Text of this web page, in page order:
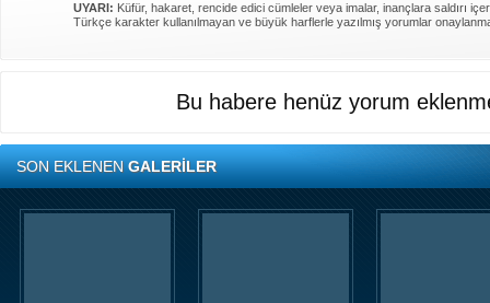
UYARI: Küfür, hakaret, rencide edici cümleler veya imalar, inançlara saldırı
Türkçe karakter kullanılmayan ve büyük harflerle yazılmış yorumlar
Bu habere henüz yorum
SON EKLENENGALERİLER